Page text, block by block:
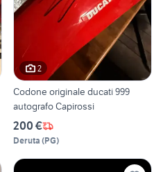
2
Codone originale ducati 999
autografo Capirossi
200 €
Deruta (PG)